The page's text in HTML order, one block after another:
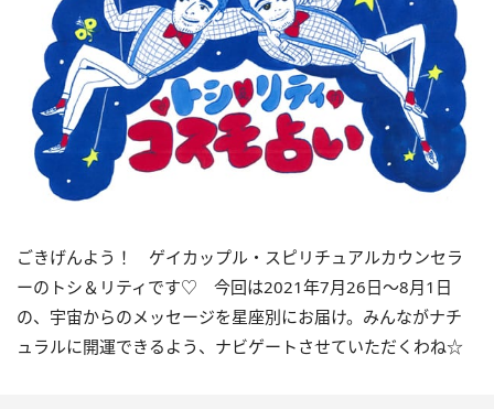
ごきげんよう！ ゲイカップル・スピリチュアルカウンセラ
ーのトシ＆リティです♡ 今回は2021年7月26日〜8月1 日
の、宇宙からのメッセージを星座別にお届け。みんながナチ
ュラルに開運できるよう、ナビゲートさせていただくわね☆